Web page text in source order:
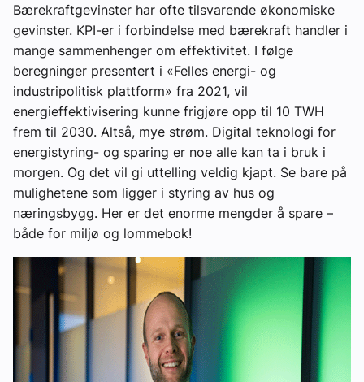
Bærekraftgevinster har ofte tilsvarende økonomiske
gevinster. KPI-er i forbindelse med bærekraft handler i
mange sammenhenger om effektivitet. I følge
beregninger presentert i «Felles energi- og
industripolitisk plattform» fra 2021, vil
energieffektivisering kunne frigjøre opp til 10 TWH
frem til 2030. Altså, mye strøm. Digital teknologi for
energistyring- og sparing er noe alle kan ta i bruk i
morgen. Og det vil gi uttelling veldig kjapt. Se bare på
mulighetene som ligger i styring av hus og
næringsbygg. Her er det enorme mengder å spare –
både for miljø og lommebok!